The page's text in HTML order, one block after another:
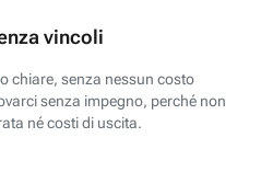
vincoli
chiare, senza nessun costo
senza impegno, perché non
né costi di uscita.